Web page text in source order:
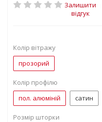
Залишити
відгук
Колір вітражу
прозорий
Колір профілю
пол. алюміній
сатин
Розмір шторки